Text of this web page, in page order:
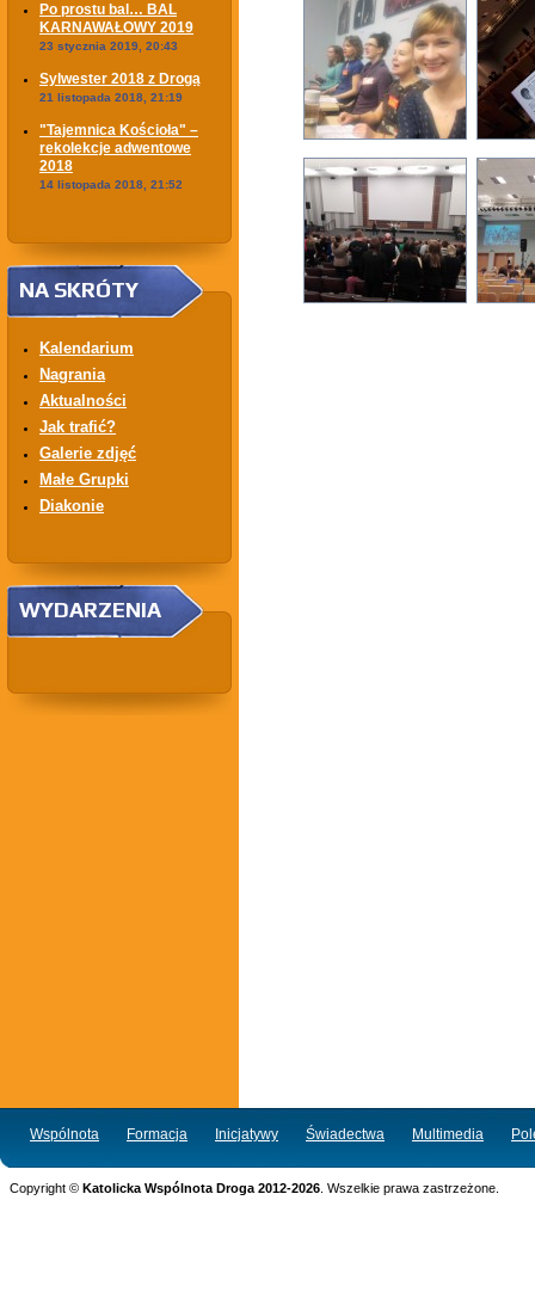
Po prostu bal… BAL
KARNAWAŁOWY 2019
23 stycznia 2019, 20:43
Sylwester 2018 z Drogą
21 listopada 2018, 21:19
"Tajemnica Kościoła" –
rekolekcje adwentowe
2018
14 listopada 2018, 21:52
NA SKRÓTY
Kalendarium
Nagrania
Aktualności
Jak trafić?
Galerie zdjęć
Małe Grupki
Diakonie
WYDARZENIA
Wspólnota Formacja Inicjatywy Świadectwa Multimedia
Copyright © Katolicka Wspólnota Droga 2012-2026 . Wszelkie prawa zastrzeżone.